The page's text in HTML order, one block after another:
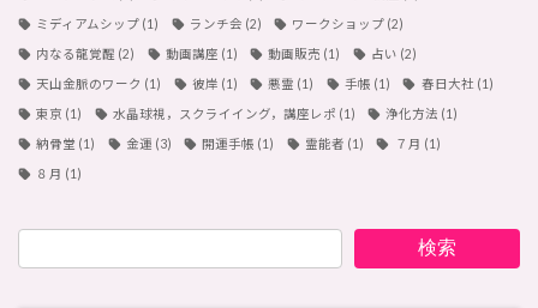
ミディアムシップ (1) ランチ会 (2) ワークショップ (2)
内なる龍覚醒 (2) 動画講座 (1) 動画販売 (1) 占い (2)
天山金脈のワーク (1) 彼岸 (1) 悪霊 (1) 手帳 (1) 春日大社 (1)
東京 (1) 水晶球視，スクライイング，講座レポ (1) 浄化方法 (1)
納骨堂 (1) 金運 (3) 開運手帳 (1) 霊能者 (1) ７月 (1)
８月 (1)
検索